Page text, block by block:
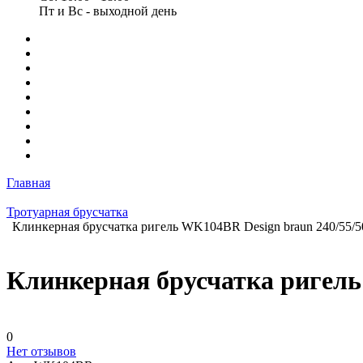
Пт и Вс - выходной день
Главная
Тротуарная брусчатка
Клинкерная брусчатка ригель WK104BR Design braun 240/55/
Клинкерная брусчатка
0
Нет отзывов